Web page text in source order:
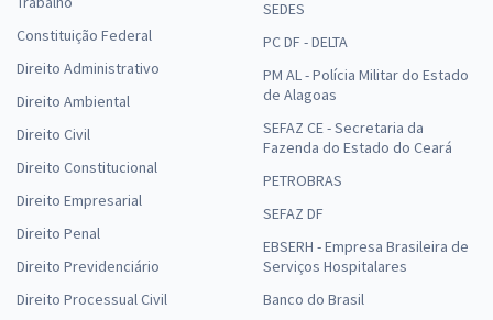
Constituição Federal
Direito Administrativo
Direito Ambiental
Direito Civil
Direito Constitucional
Direito Empresarial
Direito Penal
Direito Previdenciário
Direito Processual Civil
SEDES
PC DF - DELTA
PM AL - Polícia Militar do Estado
de Alagoas
SEFAZ CE - Secretaria da
Fazenda do Estado do Ceará
PETROBRAS
SEFAZ DF
EBSERH - Empresa Brasileira de
Serviços Hospitalares
Banco do Brasil